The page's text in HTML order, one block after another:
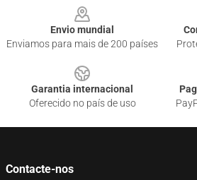
Envio mundial
Enviamos para mais de 200 países
Garantia internacional
Oferecido no país de uso
Contacte-nos